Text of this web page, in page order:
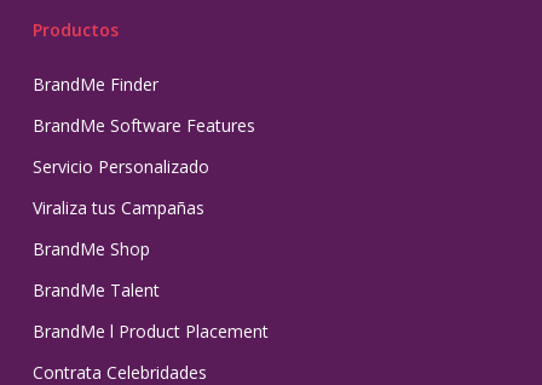
Productos
BrandMe Finder
BrandMe Software Features
Servicio Personalizado
Viraliza tus Campañas
BrandMe Shop
BrandMe Talent
BrandMe l Product Placement
Contrata Celebridades